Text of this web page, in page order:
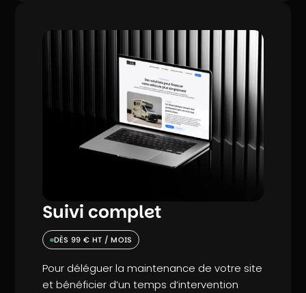
Suivi complet
DÈS 99 € HT / MOIS
Pour déléguer la maintenance de votre site
et bénéficier d’un temps d’intervention